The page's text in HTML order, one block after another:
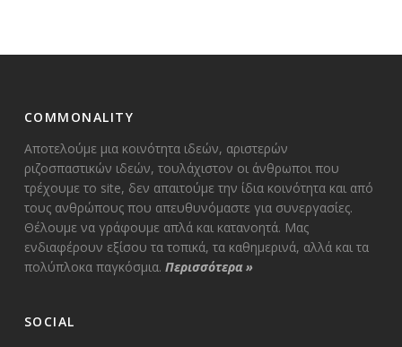
COMMONALITY
Αποτελούμε μια κοινότητα ιδεών, αριστερών
ριζοσπαστικών ιδεών, τουλάχιστον οι άνθρωποι που
τρέχουμε το site, δεν απαιτούμε την ίδια κοινότητα και από
τους ανθρώπους που απευθυνόμαστε για συνεργασίες.
Θέλουμε να γράφουμε απλά και κατανοητά. Μας
ενδιαφέρουν εξίσου τα τοπικά, τα καθημερινά, αλλά και τα
πολύπλοκα παγκόσμια. Περισσότερα»
SOCIAL